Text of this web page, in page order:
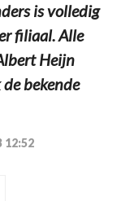
is volledig
filiaal. Alle
Heijn
bekende
12:52